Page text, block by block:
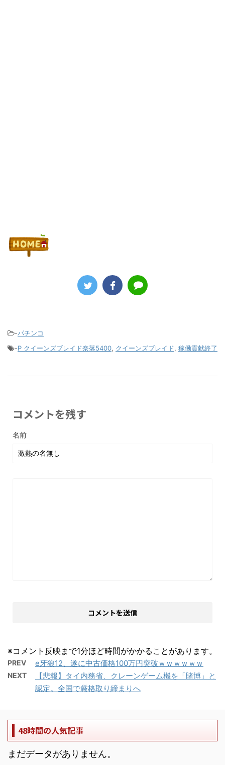
-パチンコ
-P クイーンズブレイド奈落5400, クイーンズブレイド, 稼働貢献終了
コメントを残す
名前
※コメント反映まで1分ほど時間がかかることがあります。
PREV e牙狼12、遂に中古価格100万円突破ｗｗｗｗｗｗ
NEXT
【悲報】タイ内務省、クレーンゲーム機を「賭博」と
認定。全国で厳格取り締まりへ
48時間の人気記事
まだデータがありません。